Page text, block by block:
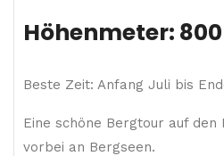
Höhenmeter:
Beste Zeit: Anfang Juli bis
Eine schöne Bergtour auf den
vorbei an Bergseen.